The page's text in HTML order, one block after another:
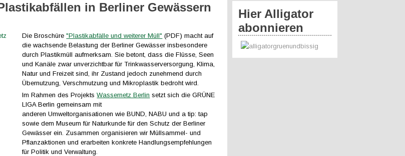
in Berliner Gewässern
Die Broschüre"Plastikabfälle und weiterer Müll" (PDF) macht auf
die wachsende Belastung der Berliner Gewässer insbesondere
durch Plastikmüll aufmerksam. Sie betont, dass die Flüsse, Seen
und Kanäle zwar unverzichtbar für Trinkwasserversorgung, Klima,
Natur und Freizeit sind, ihr Zustand jedoch zunehmend durch
Übernutzung, Verschmutzung und Mikroplastik bedroht wird.
Im Rahmen des ProjektsWassernetz Berlin setzt sich die GRÜNE
LIGA Berlin gemeinsam mit
anderen Umweltorganisationen wie BUND, NABU und a tip: tap
sowie dem Museum für Naturkunde für den Schutz der Berliner
Gewässer ein. Zusammen organisieren wir Müllsammel- und
Pflanzaktionen und erarbeiten konkrete Handlungsempfehlungen
für Politik und Verwaltung.
Hier Alligator
abonnieren